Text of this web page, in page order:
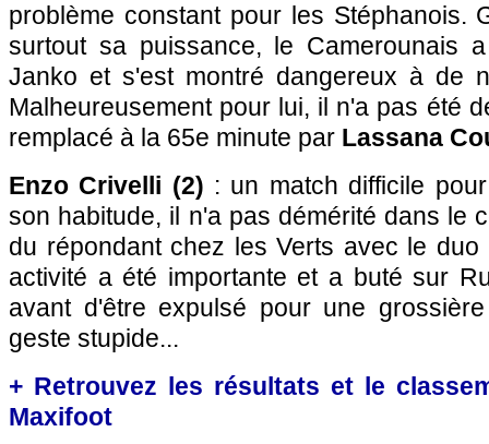
problème constant pour les Stéphanois.
surtout sa puissance, le Camerounais
Janko et s'est montré dangereux à de
Malheureusement pour lui, il n'a pas été
remplacé à la 65e minute par Lassana
Enzo Crivelli (2) : un match difficile
son habitude, il n'a pas démérité dans le
du répondant chez les Verts avec le
activité a été importante et a buté sur
avant d'être expulsé pour une
geste stupide...
+ Retrouvez les résultats et le
Maxifoot